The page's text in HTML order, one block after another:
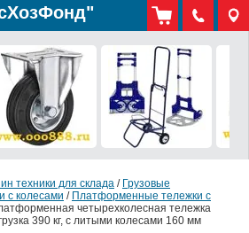
техники для склада / Грузовые
с колесами / Платформенные тележки с
четырехколесная тележка
390 кг, с литыми колесами 160 мм